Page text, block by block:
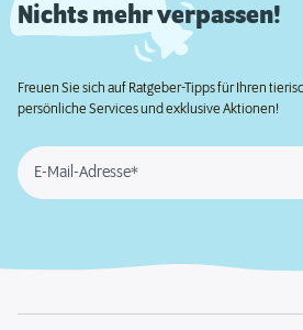
Nichts mehr verpassen!
Freuen Sie sich auf Ratgeber-Tipps für Ihren
persönliche Services und exklusive Aktionen!
E-Mail-Adresse*